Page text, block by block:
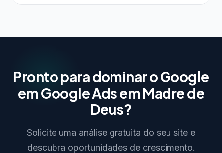
Pronto para dominar o Google
em Google Ads em Madre de
Deus?
Solicite uma análise gratuita do seu site e
descubra oportunidades de crescimento.